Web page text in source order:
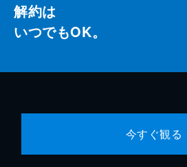
解約は
いつでもOK。
今すぐ観る